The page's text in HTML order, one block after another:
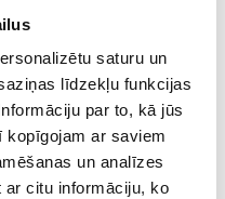
saturu un
līdzekļu funkcijas
par to, kā jūs
kopīgojam ar saviem
un analīzes
ar citu informāciju, ko